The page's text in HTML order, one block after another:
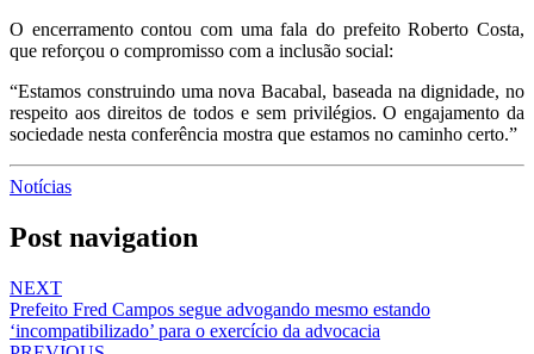
O encerramento contou com uma fala do prefeito Roberto Costa,
que reforçou o compromisso com a inclusão social:
“Estamos construindo uma nova Bacabal, baseada na dignidade, no
respeito aos direitos de todos e sem privilégios. O engajamento da
sociedade nesta conferência mostra que estamos no caminho certo.”
Notícias
Post navigation
NEXT
Prefeito Fred Campos segue advogando mesmo estando
‘incompatibilizado’ para o exercício da advocacia